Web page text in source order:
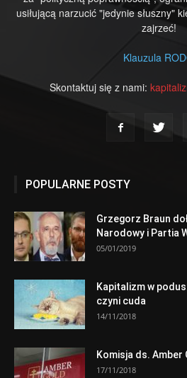
usiłującą narzucić "jedynie słuszny"
zajrzeć!
Klauzula
Skontaktuj się z nami:
POPULARNE POSTY
Grzegorz Braun
Narodowy i Partia
05/01/2019
Kapitalizm w
czyni cuda
14/11/2018
Komisja ds. Amber
17/11/2018